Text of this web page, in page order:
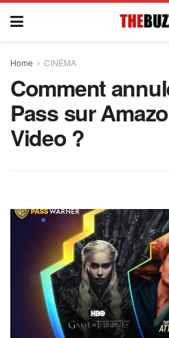
Home CINÉMA
Comment
Pass sur
Video ?